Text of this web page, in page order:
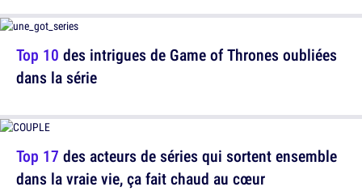
Top 17 des acteurs de séries qui sortent ensemble
dans la vraie vie, ça fait chaud au cœur
Top 10 des intrigues de Game of Thrones oubliées
dans la série